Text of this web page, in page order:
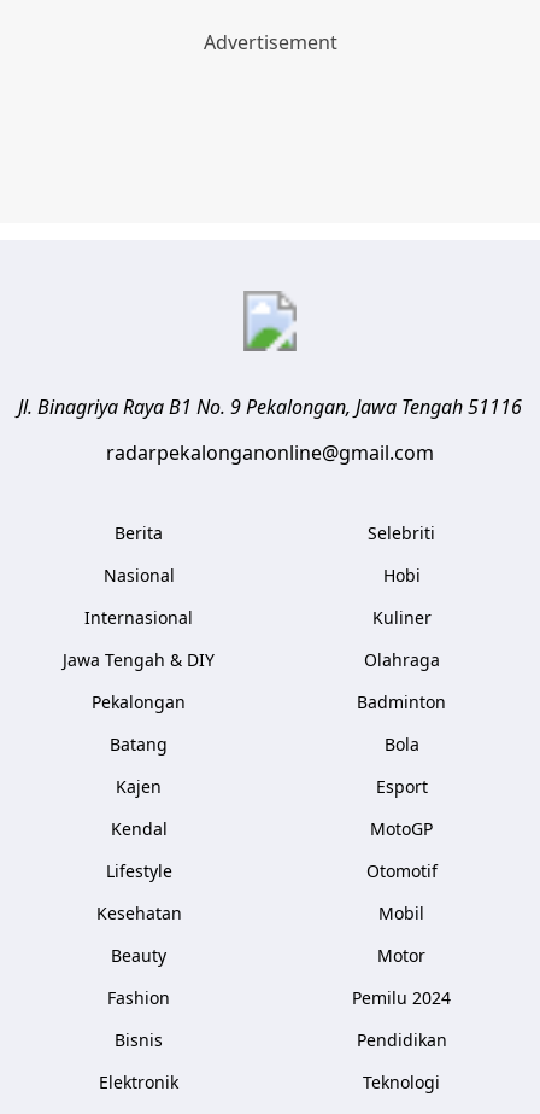
Jl. Binagriya Raya B1 No. 9Pekalongan, Jawa Tengah51116
radarpekalonganonline@gmail.com
Berita
Nasional
Internasional
Jawa Tengah & DIY
Pekalongan
Batang
Kajen
Kendal
Lifestyle
Kesehatan
Beauty
Fashion
Bisnis
Elektronik
Selebriti
Hobi
Kuliner
Olahraga
Badminton
Bola
Esport
MotoGP
Otomotif
Mobil
Motor
Pemilu 2024
Pendidikan
Teknologi